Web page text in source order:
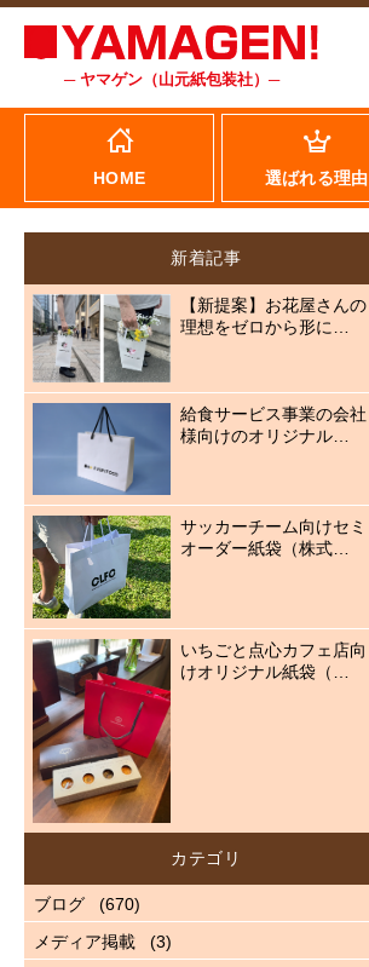
─ ヤマゲン（山元紙包装社）─
HOME 選ばれる理由
新着記事
【新提案】お花屋さんの
理想をゼロから形に…
給食サービス事業の会社
様向けのオリジナル…
サッカーチーム向けセミ
オーダー紙袋（株式…
いちごと点心カフェ店向
けオリジナル紙袋（…
カテゴリ
ブログ
(670)
メディア掲載
(3)